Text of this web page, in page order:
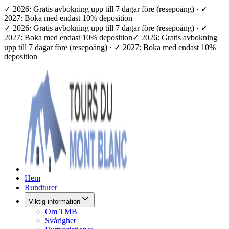
✓ 2026: Gratis avbokning upp till 7 dagar före (resepoäng) · ✓
2027: Boka med endast 10% deposition
✓ 2026: Gratis avbokning upp till 7 dagar före (resepoäng) · ✓
2027: Boka med endast 10% deposition✓ 2026: Gratis avbokning
upp till 7 dagar före (resepoäng) · ✓ 2027: Boka med endast 10%
deposition
Hem
Rundturer
Viktig information
Om TMB
Svårighet